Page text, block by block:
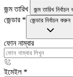
জন্ম তারিখ জন্ম তারিখ
জেন্ডার * জেন্ডার নির্বাচন করুন
ফোন নাম্বার
ইমেইল *